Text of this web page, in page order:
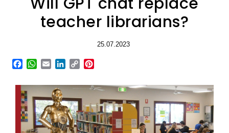
teacher librarians?
25.07.2023
Facebook
WhatsApp
EmailLinkedIn
Copy